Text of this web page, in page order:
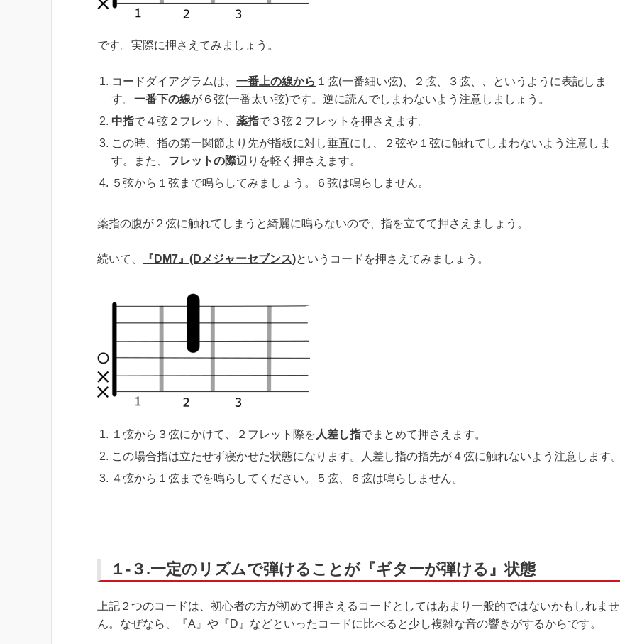
です。実際に押さえてみましょう。
コードダイアグラムは、 一番 上の線から １弦(一番細い弦)、２弦、３弦、、というように表記しま
す。 一番下の線が６弦(一番太い弦)です。逆に読んでしまわないよう注意しましょう。
中指で４弦２フレット、 薬指で３弦２フレットを押さえます。
この時、指の第一関節より先が指板に対し垂直にし、２弦や１弦に触れてしまわないよう注意しま
す。また、 フレットの際辺りを軽く押さえます。
５弦から１弦まで鳴らしてみましょう。６弦は鳴らしません。
薬指の腹が２弦に触れてしまうと綺麗に鳴らないので、指を立てて押さえましょう。
続いて、 『DM7』(Dメジャーセブンス)というコードを押さえてみましょう。
１弦から３弦にかけて、２フレット際を 人差し指でまとめて押さえます。
この場合指は立たせず寝かせた状態になります。人差し指の指先が４弦に触れないよう注意します。
４弦から１弦までを鳴らしてください。５弦、６弦は鳴らしません。
１-３.一定のリズムで弾けることが『ギターが弾ける』状態
上記２つのコードは、初心者の方が初めて押さえるコードとしてはあまり一般的ではないかもしれませ
ん。なぜなら、『A』や『D』などといったコードに比べると少し複雑な音の響きがするからです。